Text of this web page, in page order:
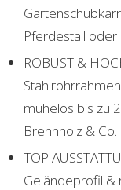
Pferdestall oder
ROBUST &
mühelos bis zu
Brennholz &
TOP
Geländeprofil &